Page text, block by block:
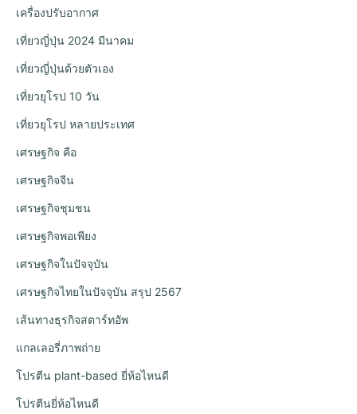
เครื่องปรับอากาศ
เที่ยวญี่ปุ่น 2024 มีนาคม
เที่ยวญี่ปุ่นด้วยตัวเอง
เที่ยวยุโรป 10 วัน
เที่ยวยุโรป หลายประเทศ
เศรษฐกิจ คือ
เศรษฐกิจจีน
เศรษฐกิจชุมชน
เศรษฐกิจพอเพียง
เศรษฐกิจในปัจจุบัน
เศรษฐกิจไทยในปัจจุบัน สรุป 2567
เส้นทางธุรกิจสตาร์ทอัพ
แกลเลอรี่ภาพถ่าย
โปรตีน plant-based ยี่ห้อไหนดี
โปรตีนยี่ห้อไหนดี